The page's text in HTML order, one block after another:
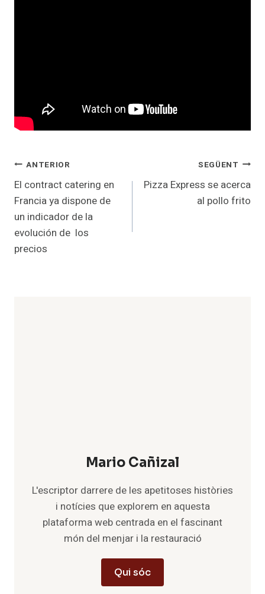
Navegació
d'entrades
ANTERIOR
El contract catering en
Francia ya dispone de
un indicador de la
evolución de los
precios
SEGÜENT
Pizza Express se acerca
al pollo frito
Mario Cañizal
L'escriptor darrere de les apetitoses històries
i notícies que explorem en aquesta
plataforma web centrada en el fascinant
món del menjar i la restauració
Qui sóc